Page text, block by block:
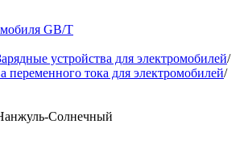
GB/T
устройства для электромобилей/
переменного тока для электромобилей/
Солнечный